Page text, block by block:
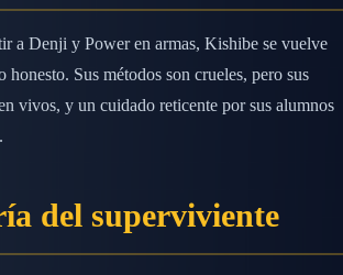
a Denji y Power en armas, Kishibe se vuelve
honesto. Sus métodos son crueles, pero sus
vivos, y un cuidado reticente por sus alumnos
del superviviente